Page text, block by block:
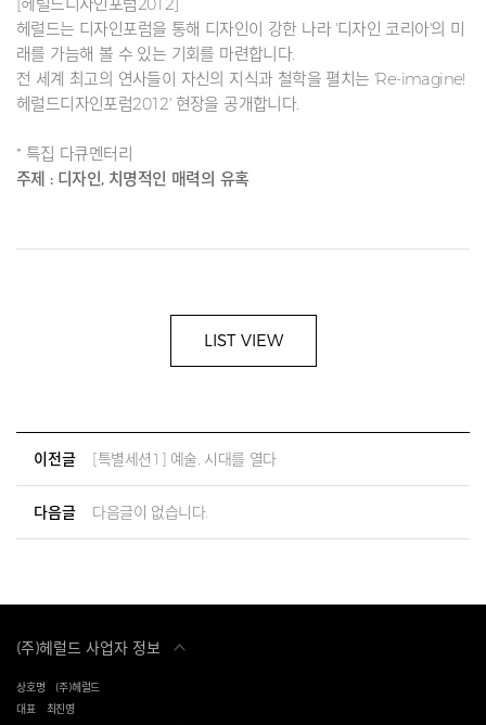
헤럴드는 디자인포럼을 통해 디자인이 강한 나라 '디자인 코리아'의 미
래를 가늠해 볼 수 있는 기회를 마련합니다.
전 세계 최고의 연사들이 자신의 지식과 철학을 펼치는 'Re-imagine!
헤럴드디자인포럼2012' 현장을 공개합니다.
* 특집 다큐멘터리
주제 : 디자인, 치명적인 매력의 유혹
LIST VIEW
이전글 [특별세션1] 예술, 시대를 열다
다음글 다음글이 없습니다.
(주)헤럴드 사업자 정보
상호명
(주)헤럴드
대표
최진영